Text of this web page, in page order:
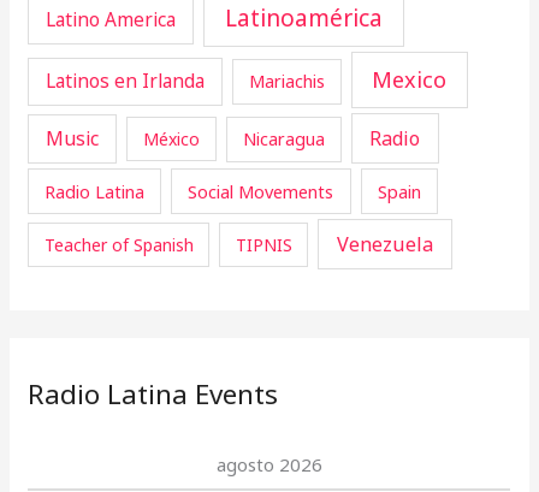
Latino America Latinoamérica
Latinos en Irlanda Mariachis Mexico
Music México Nicaragua Radio
Radio Latina Social Movements Spain
Teacher of Spanish TIPNIS Venezuela
Radio Latina Events
agosto 2026